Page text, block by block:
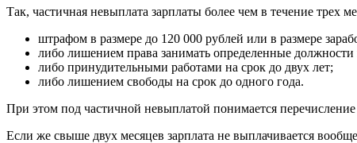
Так, частичная невыплата зарплаты более чем в течение трех
штрафом в размере до 120 000 рублей или в размере
либо лишением права занимать определенные должности
либо принудительными работами на срок до двух лет;
либо лишением свободы на срок до одного года.
При этом под частичной невыплатой понимается
Если же свыше двух месяцев зарплата не выплачивается